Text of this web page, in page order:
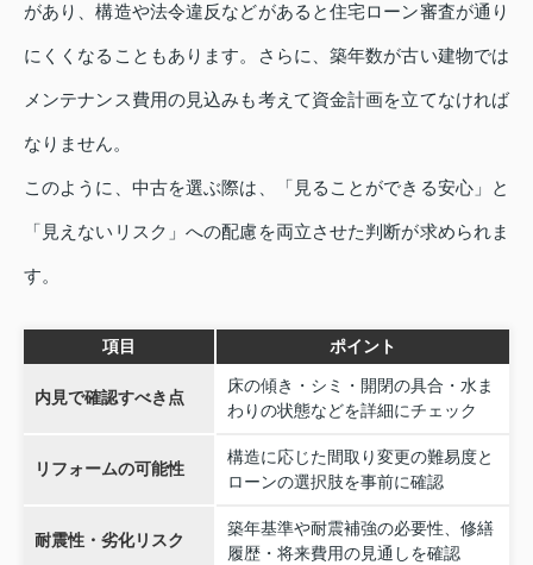
があり、構造や法令違反などがあると住宅ローン審査が通り
にくくなることもあります。さらに、築年数が古い建物では
メンテナンス費用の見込みも考えて資金計画を立てなければ
なりません。
このように、中古を選ぶ際は、「見ることができる安心」と
「見えないリスク」への配慮を両立させた判断が求められま
す。
項目 ポイント
内見で確認すべき点
床の傾き・シミ・開閉の具合・水ま
わりの状態などを詳細にチェック
リフォームの可能性
構造に応じた間取り変更の難易度と
ローンの選択肢を事前に確認
耐震性・劣化リスク
築年基準や耐震補強の必要性、修繕
履歴・将来費用の見通しを確認